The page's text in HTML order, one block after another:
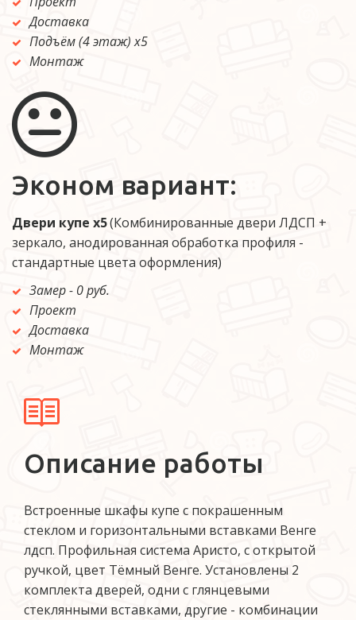
Доставка
Подъём (4 этаж) х5
Монтаж
Эконом вариант:
Двери купе х5 (Комбинированные двери ЛДСП +
зеркало, анодированная обработка профиля -
стандартные цвета оформления)
Замер - 0 руб.
Проект
Доставка
Монтаж
Описание работы
Встроенные шкафы купе с покрашенным
стеклом и горизонтальными вставками Венге
лдсп. Профильная система Аристо, с открытой
ручкой, цвет Тёмный Венге. Установлены 2
комплекта дверей, одни с глянцевыми
стеклянными вставками, другие - комбинации